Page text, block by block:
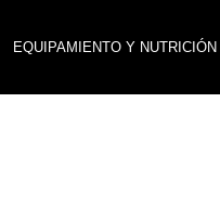
EQUIPAMIENTO Y NUTRICIÓN